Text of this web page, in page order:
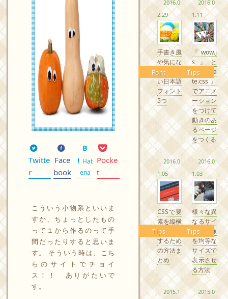
Twitte
r
Face
book
Hat
ena
Pocke
t
こういう小物系といいま
すか、ちょっとしたもの
って１から作るのって手
間だったりすると思いま
す。 そういう時は、こち
らのサイトでチョイ
ス！！ ありがたいで
す。
2016.0
2.29
Font
手書き風
や気にな
るかわい
い日本語
フォント
5つ
2016.0
1.11
Tips
『wow.j
s』と
『Anima
te.css』
でアニメ
ーション
をつけて
動きのあ
るページ
をつくる
2016.0
1.05
Tips
CSSで要
素を縦横
中央配置
するため
の方法ま
とめ
2016.0
1.03
Tips
様々な異
なるサイ
ズの画像
を均等な
サイズで
表示させ
る方法
2015.1
2015.0